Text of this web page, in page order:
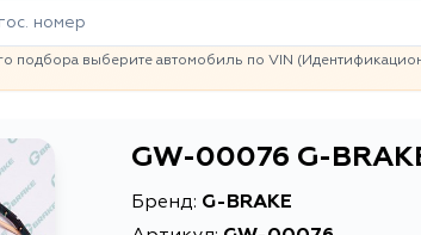
подбора выберите автомобиль по VIN
GW-00076 G-
Бренд: G-BRAKE